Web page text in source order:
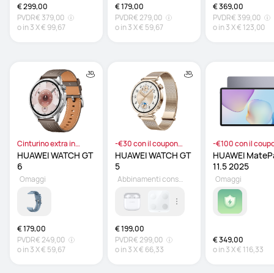
€ 299,00
PVDR€ 379,00
o in3X€ 99,67
€ 179,00
PVDR€ 279,00
o in3X€ 59,67
€ 369,00
PVDR€ 399,00
o in3X€ 123,00
Cinturino extra in
omaggio
HUAWEI WATCH GT
€ 179,00
PVDR€ 249,00
o in3X€ 59,67
Omaggi
-€30 con il coupon
ASALEMIL
HUAWEI WATCH GT
€ 199,00
PVDR€ 299,00
o in3X€ 66,33
Abbinamenti consigliati
-€100 con il
ATXZ100MB
HUAWEI
11.5 2025
€ 349,00
o in3X€ 116,33
Omaggi